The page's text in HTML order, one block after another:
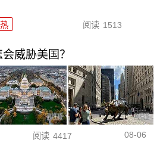
阅读 1513
威胁美国？
阅读 4417 08-06